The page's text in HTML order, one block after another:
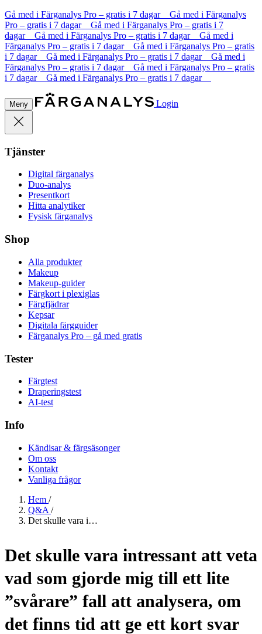
Gå med i Färganalys Pro – gratis i 7 dagar Gå med i Färganalys
Pro – gratis i 7 dagar Gå med i Färganalys Pro – gratis i 7
dagar Gå med i Färganalys Pro – gratis i 7 dagar Gå med i
Färganalys Pro – gratis i 7 dagar Gå med i Färganalys Pro – gratis
i 7 dagar Gå med i Färganalys Pro – gratis i 7 dagar Gå med i
Färganalys Pro – gratis i 7 dagar Gå med i Färganalys Pro – gratis
i 7 dagar Gå med i Färganalys Pro – gratis i 7 dagar
Meny Login
Tjänster
Digital färganalys
Duo-analys
Presentkort
Hitta analytiker
Fysisk färganalys
Shop
Alla produkter
Makeup
Makeup-guider
Färgkort i plexiglas
Färgfjädrar
Kepsar
Digitala färgguider
Färganalys Pro – gå med gratis
Tester
Färgtest
Draperingstest
AI-test
Info
Kändisar & färgsäsonger
Om oss
Kontakt
Vanliga frågor
Hem /
Q&A /
Det skulle vara i…
Det skulle vara intressant att veta
vad som gjorde mig till ett lite
”svårare” fall att analysera, om
det finns tid att ge ett kort svar